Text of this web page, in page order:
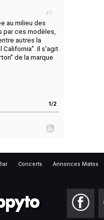
#5
au milieu des
par ces modèles,
autres la
California”. Il s'agit
de la marque
1/2
Concerts Annonces Matos